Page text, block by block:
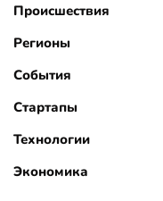
Происшествия
Регионы
События
Стартапы
Технологии
Экономика